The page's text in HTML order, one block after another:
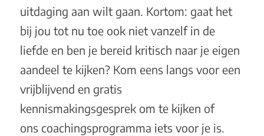
uitdaging aan wilt gaan. Kortom: gaat het
bij jou tot nu toe ook niet vanzelf in de
liefde en ben je bereid kritisch naar je eigen
aandeel te kijken? Kom eens langs voor een
vrijblijvend en gratis
kennismakingsgesprekom te kijken of
ons coachingsprogramma iets voor je is.